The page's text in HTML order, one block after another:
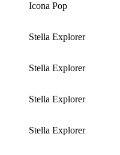
Icona Pop
Stella Explorer
Stella Explorer
Stella Explorer
Stella Explorer